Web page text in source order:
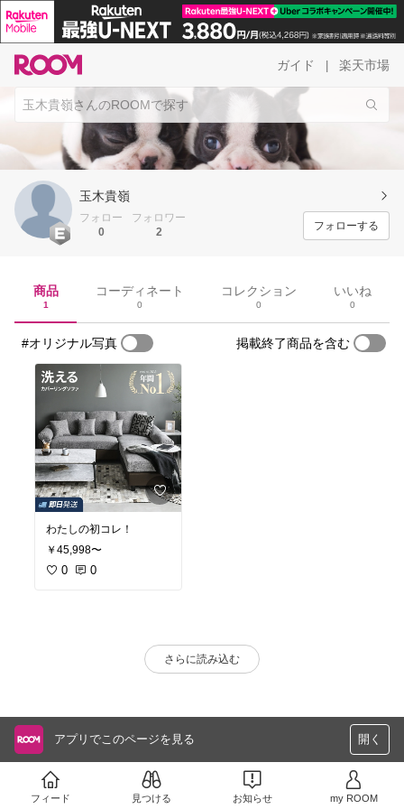
ガイド 楽天市場
玉木貴嶺
フォロー
0
フォロワー
2
フォローする
商品
1
コーディネート
0
コレクション
0
いいね
0
#オリジナル写真 掲載終了商品を含む
わたしの初コレ！
￥45,998〜
0 0
さらに読み込む
アプリでこのページを見る 開く
フィード 見つける お知らせ my ROOM